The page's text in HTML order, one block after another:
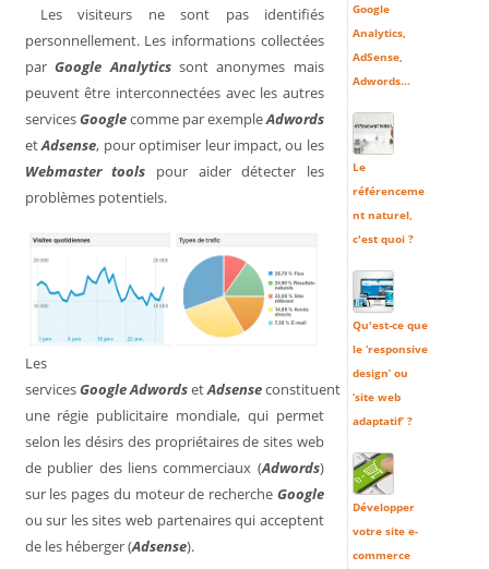
Les visiteurs ne sont pas identifiés
personnellement. Les informations collectées
parGoogle Analyticssont anonymes mais
peuvent être interconnectées avec les autres
servicesGooglecomme par exempleAdwords
etAdsense, pour optimiser leur impact, ou les
Webmaster tools pour aider détecter les
problèmes potentiels.
Les
servicesGoogleAdwordsetAdsenseconstituent
une régie publicitaire mondiale, qui permet
selon les désirs des propriétaires de sites web
de publier des liens commerciaux (Adwords)
sur les pages du moteur de recherche Google
ou sur les sites web partenaires qui acceptent
de les héberger (Adsense).
Google
Analytics,
AdSense,
Adwords...
Le
référenceme
nt naturel,
c'est quoi ?
Qu'est-ce que
le ‘responsive
design’ ou
‘site web
adaptatif’ ?
Développer
votre site e-
commerce